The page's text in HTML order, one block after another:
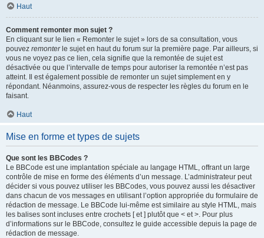
Haut
Comment remonter mon sujet ?
En cliquant sur le lien « Remonter le sujet » lors de sa consultation, vous
pouvez remonterle sujet en haut du forum sur la première page. Par ailleurs, si
vous ne voyez pas ce lien, cela signifie que la remontée de sujet est
désactivée ou que l’intervalle de temps pour autoriser la remontée n’est pas
atteint. Il est également possible de remonter un sujet simplement en y
répondant. Néanmoins, assurez-vous de respecter les règles du forum en le
faisant.
Haut
Mise en forme et types de sujets
Que sont les BBCodes ?
Le BBCode est une implantation spéciale au langage HTML, offrant un large
contrôle de mise en forme des éléments d’un message. L’administrateur peut
décider si vous pouvez utiliser les BBCodes, vous pouvez aussi les désactiver
dans chacun de vos messages en utilisant l’option appropriée du formulaire de
rédaction de message. Le BBCode lui-même est similaire au style HTML, mais
les balises sont incluses entre crochets [ et ] plutôt que < et >. Pour plus
d’informations sur le BBCode, consultez le guide accessible depuis la page de
rédaction de message.